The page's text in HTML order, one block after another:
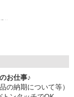
お仕事♪
の納期について等）